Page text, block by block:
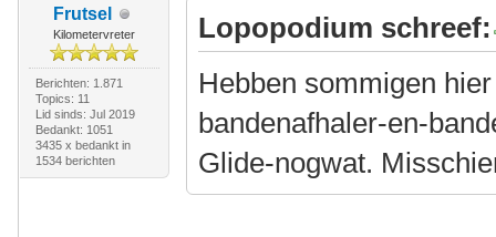
Frutsel
Kilometervreter
Berichten: 1.871
Topics: 11
Lid sinds: Jul 2019
Bedankt: 1051
3435 x bedankt in
1534 berichten
Lopopodium schreef:
Hebben sommigen
bandenafhaler-en-
Glide-nogwat.